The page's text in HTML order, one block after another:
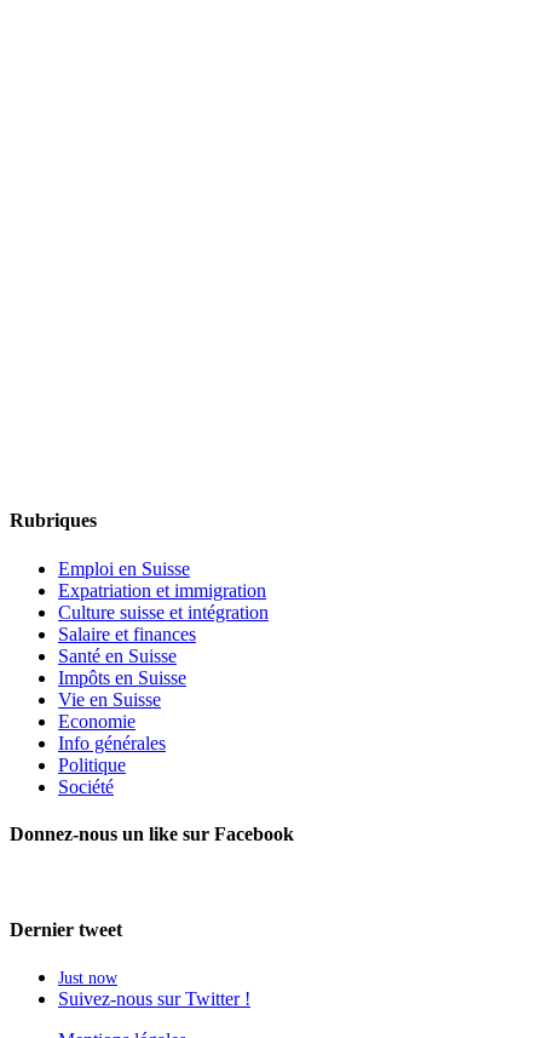
Rubriques
Emploi en Suisse
Expatriation et immigration
Culture suisse et intégration
Salaire et finances
Santé en Suisse
Impôts en Suisse
Vie en Suisse
Economie
Info générales
Politique
Société
Donnez-nous un like sur Facebook
Dernier tweet
Just now
Suivez-nous sur Twitter !